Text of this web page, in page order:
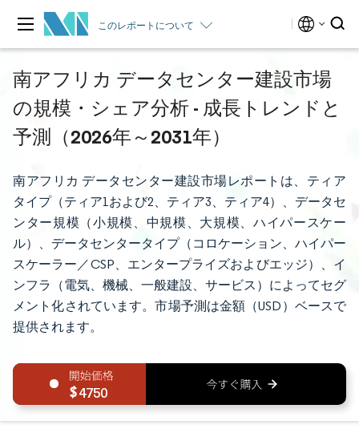
このレポートについて
南アフリカ データセンター建設市場
の規模・シェア分析 - 成長トレンドと
予測（2026年～2031年）
南アフリカ データセンター建設市場レポートは、ティア
タイプ（ティア1および2、ティア3、ティア4）、データセ
ンター規模（小規模、中規模、大規模、ハイパースケー
ル）、データセンタータイプ（コロケーション、ハイパー
スケーラー／CSP、エンタープライズおよびエッジ）、イ
ンフラ（電気、機械、一般建設、サービス）によってセグ
メント化されています。市場予測は金額（USD）ベースで
提供されます。
4750